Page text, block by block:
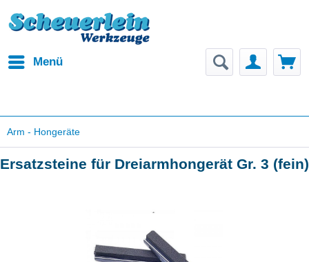
Menü
Arm - Hongeräte
Ersatzsteine für Dreiarmhongerät Gr. 3 (fein)